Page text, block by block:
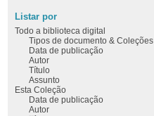
Listar por
Todo a biblioteca digital
Tipos de documento & Coleções
Data de publicação
Autor
Título
Assunto
Esta Coleção
Data de publicação
Autor